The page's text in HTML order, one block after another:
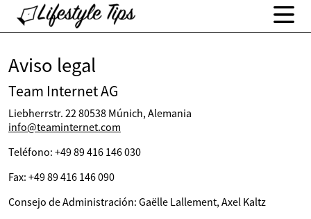
Aviso legal
Team Internet AG
Liebherrstr. 22 80538 Múnich, Alemania
info@teaminternet.com
Teléfono: +49 89 416 146 030
Fax: +49 89 416 146 090
Consejo de Administración: Gaëlle Lallement, Axel Kaltz